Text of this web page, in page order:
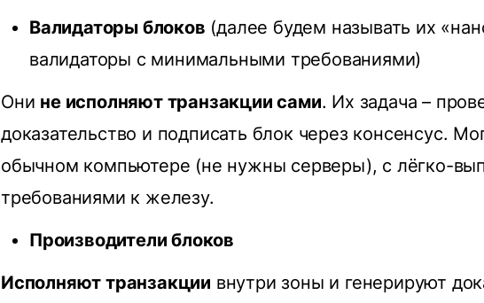
Валидаторы блоков (далее будем называть их
валидаторы с минимальными требованиями)
Они не исполняют транзакции сами. Их задача –
доказательство и подписать блок через консенсус.
обычном компьютере (не нужны серверы), с лёгко-
требованиями к железу.
Производители блоков
Исполняют транзакции внутри зоны и генерируют